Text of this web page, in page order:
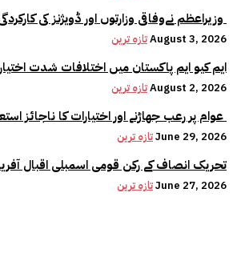
تازہ ترینAugust 3, 2026
ایم کیو ایم پاکستان میں اختلافات شدت اختیار
تازہ ترینAugust 2, 2026
تازہ ترینJune 29, 2026
تحریک انصاف کے رکن قومی اسمبلی اقبال
تازہ ترینJune 27, 2026